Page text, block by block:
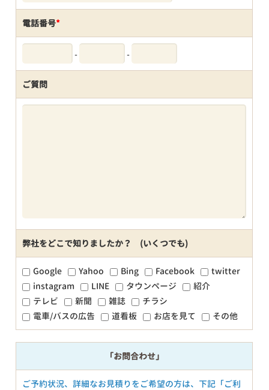
電話番号*
- -
ご質問
弊社をどこで知りましたか？ (いくつでも)
Google Yahoo Bing Facebook
twitter
instagram
LINE タウンページ
紹介
テレビ
新聞 雑誌
チラシ
電車/バスの広告
道看板 お店を見て その他
「お問合わせ」
ご予約状況、詳細なお見積りをご希望の方は、下記「ご利